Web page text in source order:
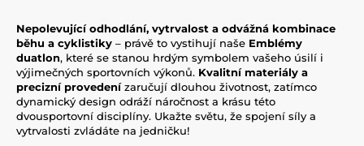
Nepolevující odhodlání, vytrvalost a odvážná kombinace
běhu a cyklistiky – právě to vystihují naše Emblémy
duatlon, které se stanou hrdým symbolem vašeho úsilí i
výjimečných sportovních výkonů. Kvalitní materiály a
precizní provedenízaručují dlouhou životnost, zatímco
dynamický design odráží náročnost a krásu této
dvousportovní disciplíny. Ukažte světu, že spojení síly a
vytrvalosti zvládáte na jedničku!